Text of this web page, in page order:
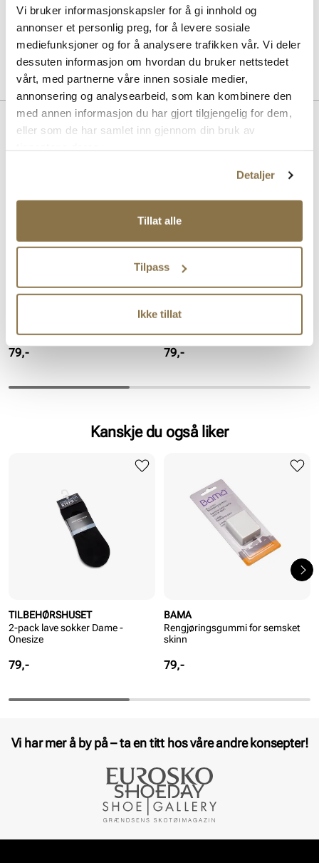
Vi bruker informasjonskapsler for å gi innhold og
annonser et personlig preg, for å levere sosiale
mediefunksjoner og for å analysere trafikken vår. Vi deler
dessuten informasjon om hvordan du bruker nettstedet
vårt, med partnerne våre innen sosiale medier,
annonsering og analysearbeid, som kan kombinere den
med annen informasjon du har gjort tilgjengelig for dem,
eller som de har samlet inn gjennom din bruk av
Detaljer
Tillat alle
Tilpass
Ikke tillat
Sneaker Steps er et must i sneakers. Den finnes i dame og herre i
sort og hvit. 60% bomull 40% polyamide Ingen sømmer
Art. nr.97298138
Lev. art. nr
7726
Lignende produkter
Lave sokker Herre str 43-45
Pris
79,-
TILBEHØRSHUSET
Lave sokker Herre - str 43-45
Pris
79,-
Kanskje du også liker
TILBEHØRSHUSET
2-pack lave sokker Dame -
Onesize
Pris
79,-
BAMA
Rengjøringsgummi for semsket
skinn
Pris
79,-
Vi har mer å by på – ta en titt hos våre andre konsepter!